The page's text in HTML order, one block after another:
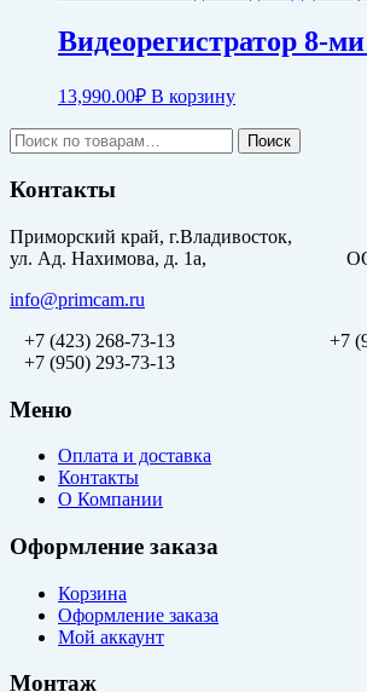
Видеорегистратор 8-
13,990.00₽ В корзину
Искать:
Поиск
Контакты
Приморский край, г.Владивосток,
ул. Ад. Нахимова, д. 1а, ООО
info@primcam.ru
+7 (423) 268-73-13
+7
+7 (950) 293-73-13
Меню
Оплата и доставка
Контакты
О Компании
Оформление заказа
Корзина
Оформление заказа
Мой аккаунт
Монтаж